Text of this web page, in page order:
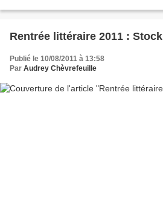
Rentrée littéraire 2011 : Stock
Publié le 10/08/2011 à 13:58
Par Audrey Chèvrefeuille